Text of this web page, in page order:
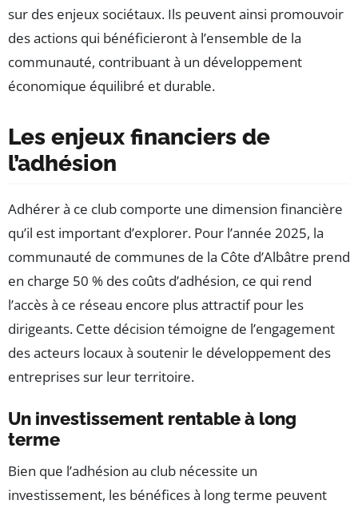
sur des enjeux sociétaux. Ils peuvent ainsi promouvoir
des actions qui bénéficieront à l’ensemble de la
communauté, contribuant à un développement
économique équilibré et durable.
Les enjeux financiers de
l’adhésion
Adhérer à ce club comporte une dimension financière
qu’il est important d’explorer. Pour l’année 2025, la
communauté de communes de la Côte d’Albâtre prend
en charge 50 % des coûts d’adhésion, ce qui rend
l’accès à ce réseau encore plus attractif pour les
dirigeants. Cette décision témoigne de l’engagement
des acteurs locaux à soutenir le développement des
entreprises sur leur territoire.
Un investissement rentable à long
terme
Bien que l’adhésion au club nécessite un
investissement, les bénéfices à long terme peuvent